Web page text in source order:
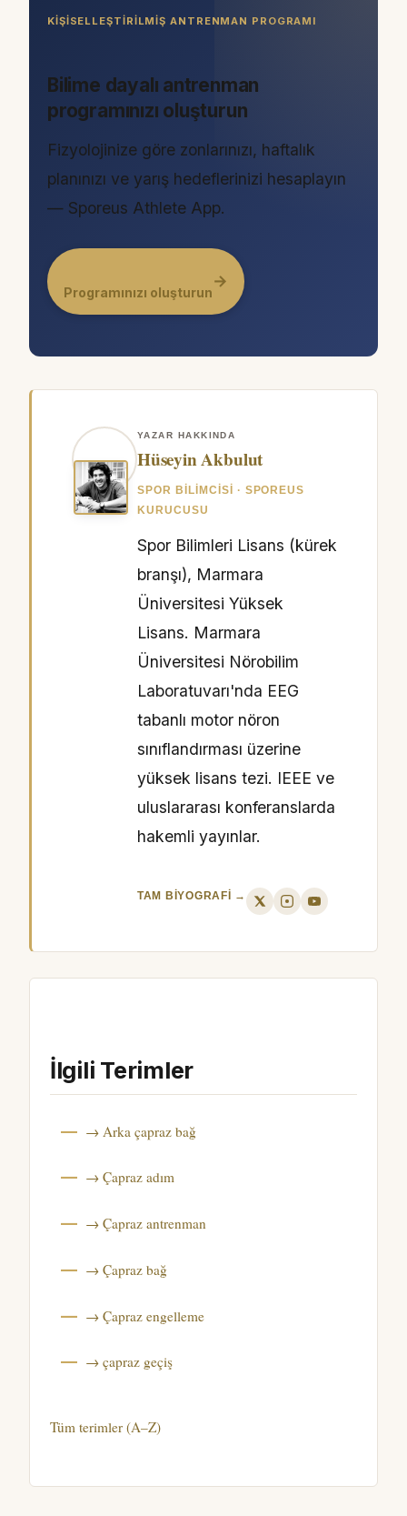
KIŞISELLEŞTIRILMIŞ ANTRENMAN PROGRAMI
Bilime dayalı antrenman
programınızı oluşturun
Fizyolojinize göre zonlarınızı, haftalık
planınızı ve yarış hedeflerinizi hesaplayın
— Sporeus Athlete App.
Programınızı oluşturun
→
YAZAR HAKKINDA
Hüseyin Akbulut
SPOR BILIMCISI · SPOREUS
KURUCUSU
Spor Bilimleri Lisans (kürek
branşı), Marmara
Üniversitesi Yüksek
Lisans. Marmara
Üniversitesi Nörobilim
Laboratuvarı'nda EEG
tabanlı motor nöron
sınıflandırması üzerine
yüksek lisans tezi. IEEE ve
uluslararası konferanslarda
hakemli yayınlar.
TAM BIYOGRAFI →
İlgili Terimler
→ Arka çapraz bağ
→ Çapraz adım
→ Çapraz antrenman
→ Çapraz bağ
→ Çapraz engelleme
→ çapraz geçiş
Tüm terimler (A–Z)